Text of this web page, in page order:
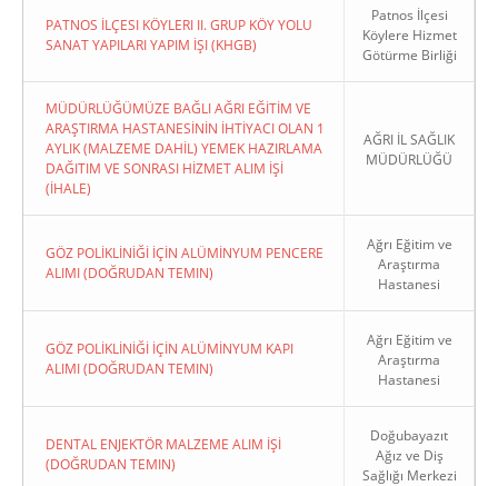
PATNOS İLÇESI KÖYLERI II. GRUP KÖY YOLU
SANAT YAPILARI YAPIM İŞI (KHGB)
Patnos İlçesi
Köylere Hizmet
Götürme Birliği
MÜDÜRLÜĞÜMÜZE BAĞLI AĞRI EĞİTİM VE
ARAŞTIRMA HASTANESİNİN İHTİYACI OLAN 1
AYLIK (MALZEME DAHİL) YEMEK HAZIRLAMA
DAĞITIM VE SONRASI HİZMET ALIM İŞİ
(İHALE)
AĞRI İL SAĞLIK
MÜDÜRLÜĞÜ
GÖZ POLİKLİNİĞİ İÇİN ALÜMİNYUM PENCERE
ALIMI (DOĞRUDAN TEMIN)
Ağrı Eğitim ve
Araştırma
Hastanesi
GÖZ POLİKLİNİĞİ İÇİN ALÜMİNYUM KAPI
ALIMI (DOĞRUDAN TEMIN)
Ağrı Eğitim ve
Araştırma
Hastanesi
DENTAL ENJEKTÖR MALZEME ALIM İŞİ
(DOĞRUDAN TEMIN)
Doğubayazıt
Ağız ve Diş
Sağlığı Merkezi